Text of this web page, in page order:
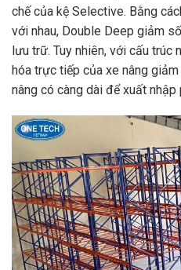
chế của kệ Selective. Bằng
với nhau, Double Deep giảm
lưu trữ. Tuy nhiên, với cấu trúc
hóa trực tiếp của xe nâng
nâng có càng dài để xuất nhập